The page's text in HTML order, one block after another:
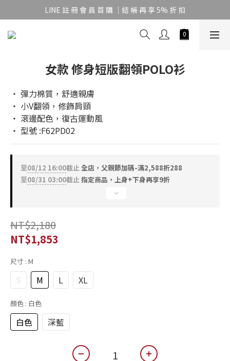
LINE 註 冊 會 員 首 購 ｜結 帳 再 享 5% 折 扣
女款 修身短版翻領POLO衫
‧ 彈力棉質，舒適親膚
‧ 小V翻領，修飾肩頸
‧ 滾邊配色，復古運動風
‧ 型號 :F62PD02
至08/12 16:00截止全店，父親節加碼-滿2,588折288
至08/31 03:00截止指定商品，上身+下身再享9折
NT$2,180
NT$1,853
尺寸 : M
S M L XL
顏色 : 白色
白色 深藍